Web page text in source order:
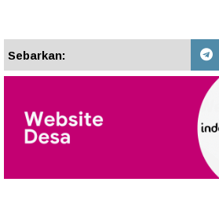
Sebarkan: